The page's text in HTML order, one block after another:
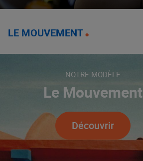
LE MOUVEMENT
NOTRE MODÈLE
Le Mouvement
Découvrir